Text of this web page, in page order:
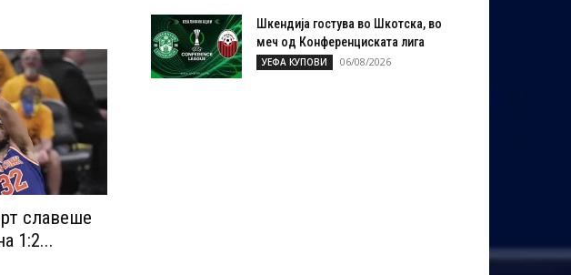
славеше
1:2...
Шкендија гостува во Шкотска, во
меч од Конференциската лига
УЕФА КУПОВИ 06/08/2026